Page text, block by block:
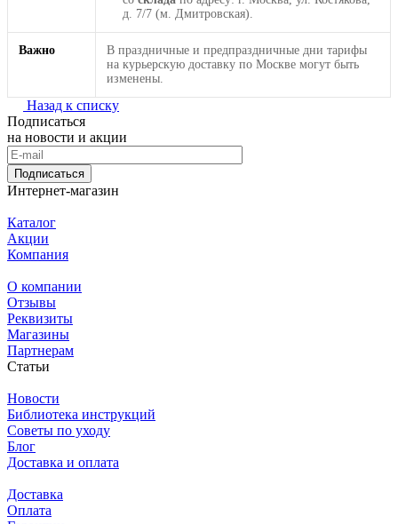
д. 7/7 (м. Дмитровская).
Важно
В праздничные и предпраздничные дни тарифы
на курьерскую доставку по Москве могут быть
изменены.
Назад к списку
Подписаться
на новости и акции
Подписаться
Интернет-магазин
Каталог
Акции
Компания
О компании
Отзывы
Реквизиты
Магазины
Партнерам
Статьи
Новости
Библиотека инструкций
Советы по уходу
Блог
Доставка и оплата
Доставка
Оплата